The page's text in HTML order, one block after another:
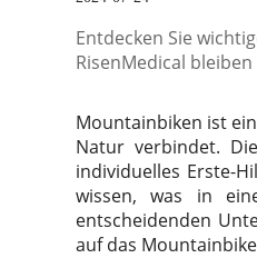
Entdecken Sie
RisenMedical
Mountainbiken ist
Natur verbindet.
individuelles Erste-
wissen, was in
entscheidenden
auf das